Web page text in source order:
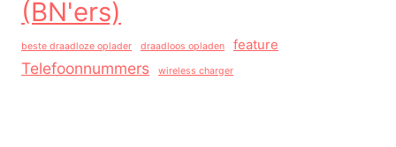
(BN'ers)
beste draadloze oplader draadloos opladen feature
Telefoonnummers wireless charger